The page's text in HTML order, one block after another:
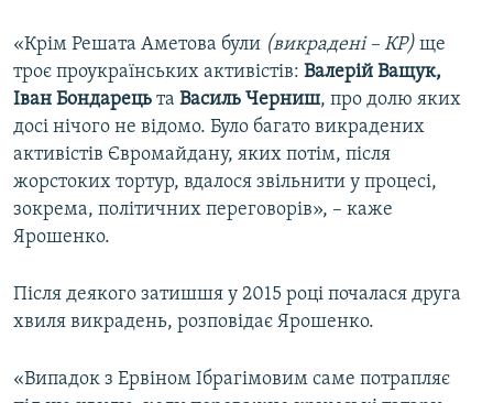
«Крім Решата Аметова були (викрадені – КР) ще
троє проукраїнських активістів: Валерій Ващук,
Іван Бондарець та Василь Черниш, про долю яких
досі нічого не відомо. Було багато викрадених
активістів Євромайдану, яких потім, після
жорстоких тортур, вдалося звільнити у процесі,
зокрема, політичних переговорів», – каже
Ярошенко.
Після деякого затишшя у 2015 році почалася друга
хвиля викрадень, розповідає Ярошенко.
«Випадок з Ервіном Ібрагімовим саме потрапляє